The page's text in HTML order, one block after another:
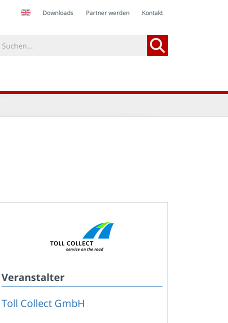
Downloads Partner werden Kontakt
Veranstalter
Toll Collect GmbH